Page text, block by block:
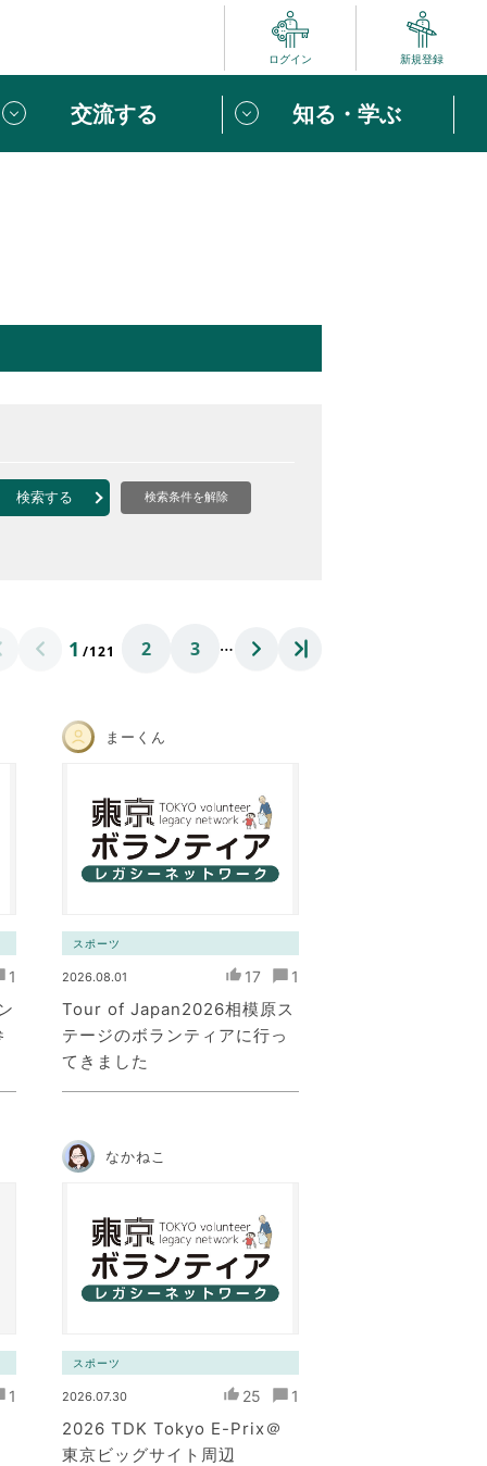
ログイン 新規登録
めての方へ
のVOICE
交流する 知る・学ぶ
ュー
の一歩
ニュース（外部記事）
検索する 検索条件を解除
1 /121 2 3 …
1
まーくん
スポーツ
2026.08.01 17 1
Tour of Japan2026相模原ス
テージのボランティアに行っ
てきました
1
なかねこ
スポーツ
2026.07.30 25 1
2026 TDK Tokyo E-Prix＠
東京ビッグサイト周辺